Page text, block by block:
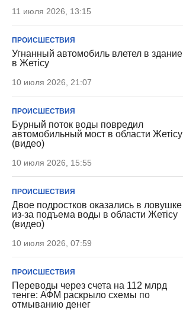
11 июля 2026, 13:15
ПРОИСШЕСТВИЯ
Угнанный автомобиль влетел в здание
в Жетiсу
10 июля 2026, 21:07
ПРОИСШЕСТВИЯ
Бурный поток воды повредил
автомобильный мост в области Жетісу
(видео)
10 июля 2026, 15:55
ПРОИСШЕСТВИЯ
Двое подростков оказались в ловушке
из-за подъема воды в области Жетісу
(видео)
10 июля 2026, 07:59
ПРОИСШЕСТВИЯ
Переводы через счета на 112 млрд
тенге: АФМ раскрыло схемы по
отмыванию денег